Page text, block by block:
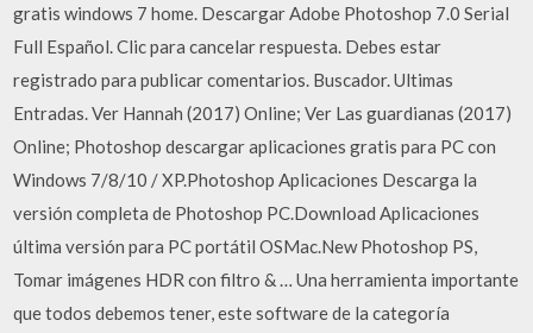
gratis windows 7 home. Descargar Adobe Photoshop 7.0 Serial
Full Español. Clic para cancelar respuesta. Debes estar
registrado para publicar comentarios. Buscador. Ultimas
Entradas. Ver Hannah (2017) Online; Ver Las guardianas (2017)
Online; Photoshop descargar aplicaciones gratis para PC con
Windows 7/8/10 / XP.Photoshop Aplicaciones Descarga la
versión completa de Photoshop PC.Download Aplicaciones
última versión para PC portátil OSMac.New Photoshop PS,
Tomar imágenes HDR con filtro & … Una herramienta importante
que todos debemos tener, este software de la categoría